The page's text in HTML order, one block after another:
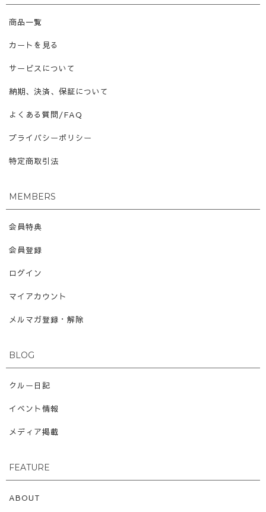
商品一覧
カートを見る
サービスについて
納期、決済、保証について
よくある質問/FAQ
プライバシーポリシー
特定商取引法
MEMBERS
会員特典
会員登録
ログイン
マイアカウント
メルマガ登録・解除
BLOG
クルー日記
イベント情報
メディア掲載
FEATURE
ABOUT